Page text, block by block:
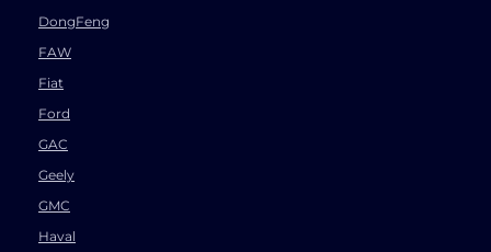
DongFeng
FAW
Fiat
Ford
GAC
Geely
GMC
Haval